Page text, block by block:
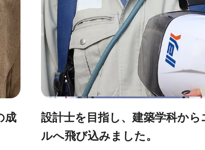
設計士を目指し、建築学科からエー
ルへ飛び込みました。